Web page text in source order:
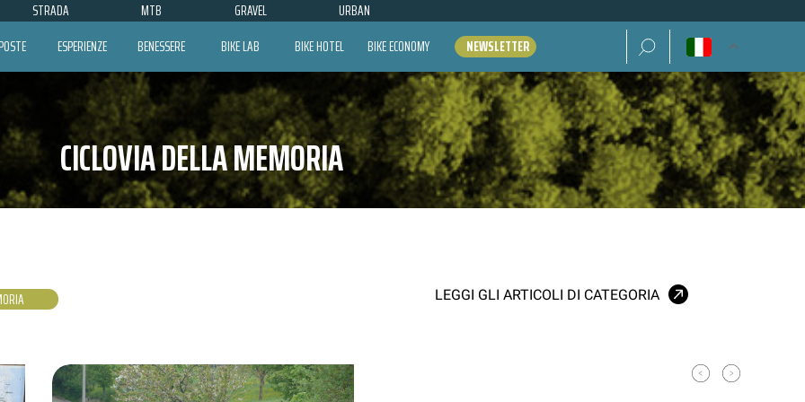
STRADA MTB GRAVEL URBAN
ESPERIENZE BENESSERE BIKE LAB BIKE HOTEL BIKE ECONOMY NEWSLETTER Ricerca per:
CICLOVIA DELLA MEMORIA
LEGGI GLI ARTICOLI DI CATEGORIA